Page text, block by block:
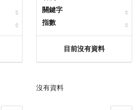
關鍵字
指數
目前沒有資料
沒有資料